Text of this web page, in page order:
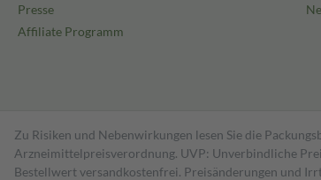
Presse
Affiliate Programm
Zu Risiken und Nebenwirkungen lesen Sie die
Arzneimittelpreisverordnung. UVP: Unverbindliche
Bestell­wert versand­kosten­frei. Preisänderungen und